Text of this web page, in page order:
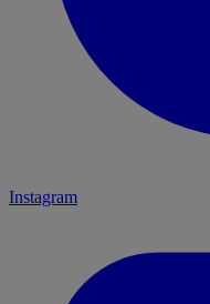
Instagram